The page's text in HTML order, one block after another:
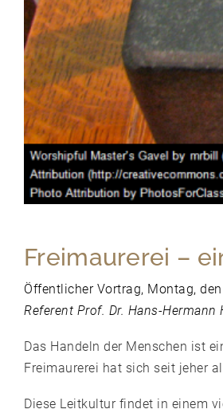
Freimaurerei –
Öffentlicher Vortrag, Montag,
Referent Prof. Dr. Hans-
Das Handeln der Menschen ist
Freimaurerei hat sich seit jeher
Diese Leitkultur findet in einem